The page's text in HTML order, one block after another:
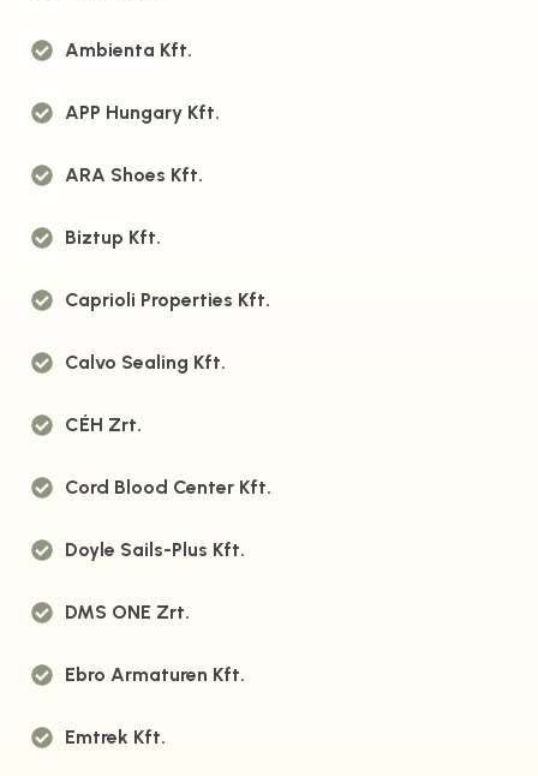
Ambienta Kft.
APP Hungary Kft.
ARA Shoes Kft.
Biztup Kft.
Caprioli Properties Kft.
Calvo Sealing Kft.
CÉH Zrt.
Cord Blood Center Kft.
Doyle Sails-Plus Kft.
DMS ONE Zrt.
Ebro Armaturen Kft.
Emtrek Kft.